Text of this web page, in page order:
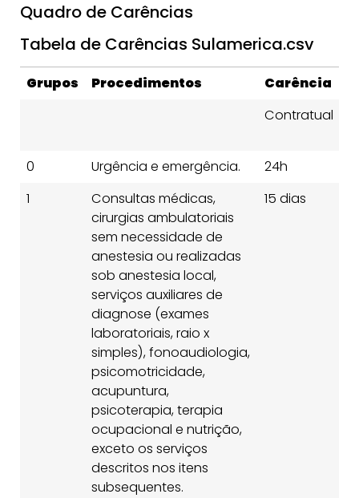
Quadro de Carências
Tabela de Carências Sulamerica.csv
Grupos Procedimentos Carência
Contratual
0
Urgência e emergência. 24h
1
Consultas médicas,
cirurgias ambulatoriais
sem necessidade de
anestesia ou realizadas
sob anestesia local,
serviços auxiliares de
diagnose (exames
laboratoriais, raio x
simples), fonoaudiologia,
psicomotricidade,
acupuntura,
psicoterapia, terapia
ocupacional e nutrição,
exceto os serviços
descritos nos itens
subsequentes.
15 dias